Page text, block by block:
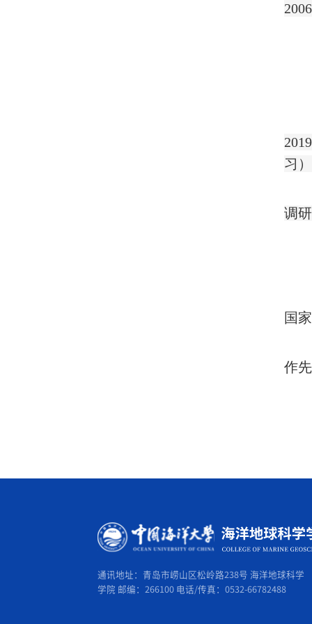
习）
调
国
作
通讯地址：青岛市崂山区松岭路238号 海洋地球科学
学院 邮编：266100 电话/传真：0532-66782488